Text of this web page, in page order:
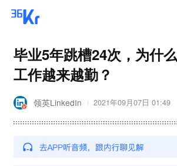
毕业5年跳槽24次，为什
工作越来越勤？
领英LinkedIn 2021年09月07日 01:49